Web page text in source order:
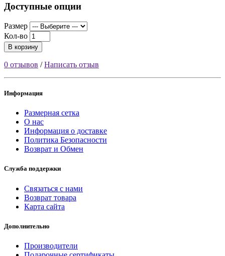
Доступные опции
Размер
Кол-во
В корзину
0 отзывов /Написать отзыв
Информация
Размерная сетка
О нас
Информация о доставке
Политика Безопасности
Возврат и Обмен
Служба поддержки
Связаться с нами
Возврат товара
Карта сайта
Дополнительно
Производители